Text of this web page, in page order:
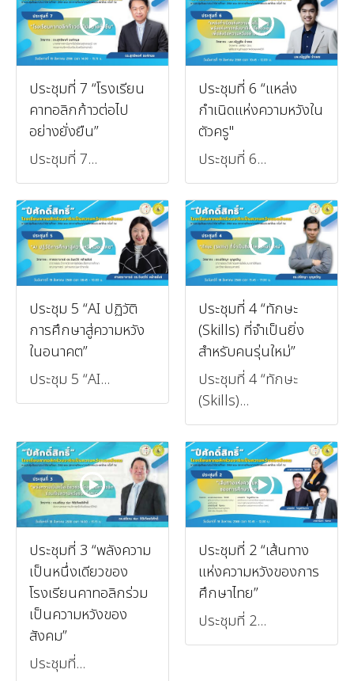
ประชุมที่ 7 “โรงเรียน
คาทอลิกก้าวต่อไป
อย่างยั่งยืน”
ประชุมที่ 7...
ประชุมที่ 6 “แหล่ง
กำเนิดแห่งความหวังใน
ตัวครู"
ประชุมที่ 6...
ประชุม 5 “AI ปฏิวัติ
การศึกษาสู่ความหวัง
ในอนาคต”
ประชุม 5 “AI...
ประชุมที่ 4 “ทักษะ
(Skills) ที่จำเป็นยิ่ง
สำหรับคนรุ่นใหม่”
ประชุมที่ 4 “ทักษะ
(Skills)...
ประชุมที่ 3 “พลังความ
เป็นหนึ่งเดียวของ
โรงเรียนคาทอลิกร่วม
เป็นความหวังของ
สังคม”
ประชุมที่...
ประชุมที่ 2 “เส้นทาง
แห่งความหวังของการ
ศึกษาไทย”
ประชุมที่ 2...